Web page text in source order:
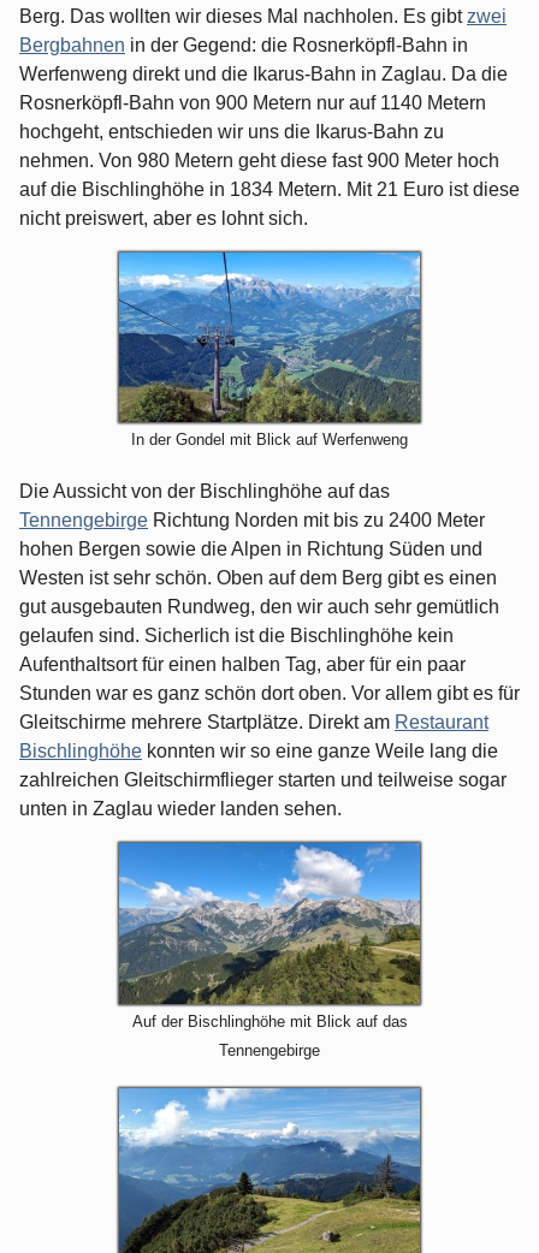
Berg. Das wollten wir dieses Mal nachholen. Es gibt zwei
Bergbahnen in der Gegend: die Rosnerköpfl-Bahn in
Werfenweng direkt und die Ikarus-Bahn in Zaglau. Da die
Rosnerköpfl-Bahn von 900 Metern nur auf 1140 Metern
hochgeht, entschieden wir uns die Ikarus-Bahn zu
nehmen. Von 980 Metern geht diese fast 900 Meter hoch
auf die Bischlinghöhe in 1834 Metern. Mit 21 Euro ist diese
nicht preiswert, aber es lohnt sich.
In der Gondel mit Blick auf Werfenweng
Die Aussicht von der Bischlinghöhe auf das
Tennengebirge Richtung Norden mit bis zu 2400 Meter
hohen Bergen sowie die Alpen in Richtung Süden und
Westen ist sehr schön. Oben auf dem Berg gibt es einen
gut ausgebauten Rundweg, den wir auch sehr gemütlich
gelaufen sind. Sicherlich ist die Bischlinghöhe kein
Aufenthaltsort für einen halben Tag, aber für ein paar
Stunden war es ganz schön dort oben. Vor allem gibt es für
Gleitschirme mehrere Startplätze. Direkt am Restaurant
Bischlinghöhe konnten wir so eine ganze Weile lang die
zahlreichen Gleitschirmflieger starten und teilweise sogar
unten in Zaglau wieder landen sehen.
Auf der Bischlinghöhe mit Blick auf das
Tennengebirge